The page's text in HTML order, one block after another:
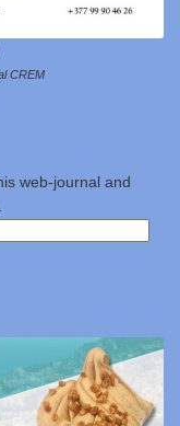
CREM
web-journal and